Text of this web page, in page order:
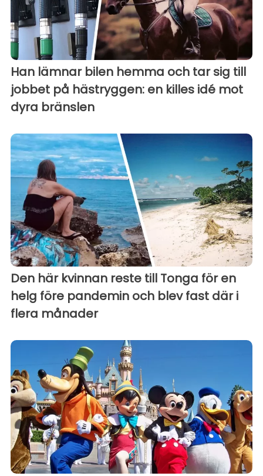
Han lämnar bilen hemma och tar sig till
jobbet på hästryggen: en killes idé mot
dyra bränslen
Den här kvinnan reste till Tonga för en
helg före pandemin och blev fast där i
flera månader